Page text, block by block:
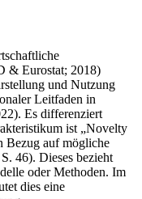
& Eurostat; 2018)
und Nutzung
Leitfaden in
Es differenziert
ist „Novelty
Bezug auf mögliche
46). Dieses bezieht
oder Methoden. Im
dies eine